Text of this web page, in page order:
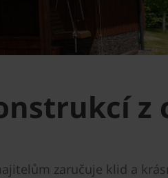
z
zaručuje klid a